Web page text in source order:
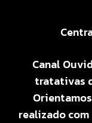
Canal
tratativas
realizado